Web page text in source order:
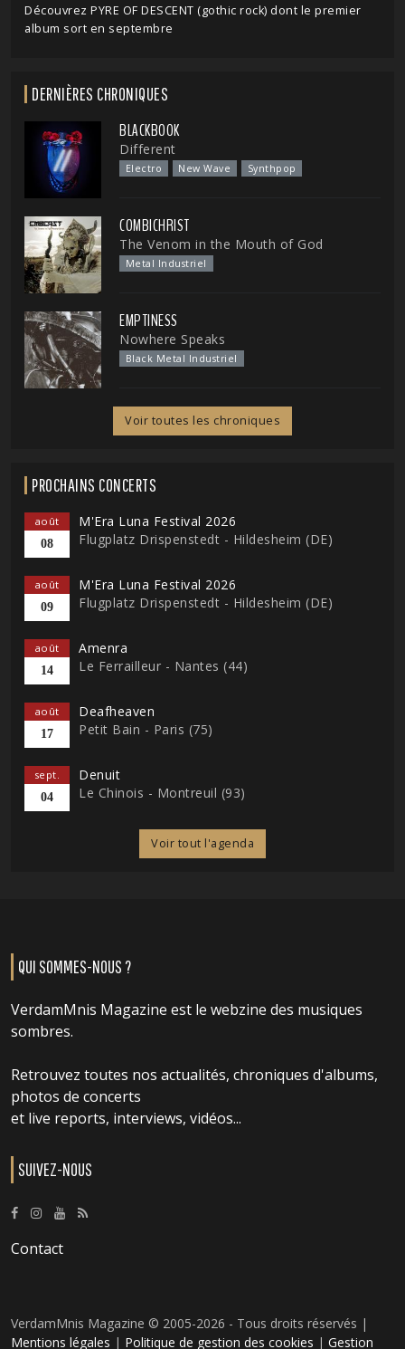
Découvrez PYRE OF DESCENT (gothic rock) dont le premier
album sort en septembre
DERNIÈRES CHRONIQUES
BLACKBOOK
Different
Electro New Wave Synthpop
COMBICHRIST
The Venom in the Mouth of God
Metal Industriel
EMPTINESS
Nowhere Speaks
Black Metal Industriel
Voir toutes les chroniques
PROCHAINS CONCERTS
août
08
M'Era Luna Festival 2026
Flugplatz Drispenstedt - Hildesheim (DE)
août
09
M'Era Luna Festival 2026
Flugplatz Drispenstedt - Hildesheim (DE)
août
14
Amenra
Le Ferrailleur - Nantes (44)
août
17
Deafheaven
Petit Bain - Paris (75)
sept.
04
Denuit
Le Chinois - Montreuil (93)
Voir tout l'agenda
QUI SOMMES-NOUS ?
VerdamMnis Magazine est le webzine des musiques
sombres.
Retrouvez toutes nos actualités, chroniques d'albums,
photos de concerts
et live reports, interviews, vidéos...
SUIVEZ-NOUS
Contact
VerdamMnis Magazine © 2005-2026 - Tous droits réservés |
Mentions légales | Politique de gestion des cookies | Gestion